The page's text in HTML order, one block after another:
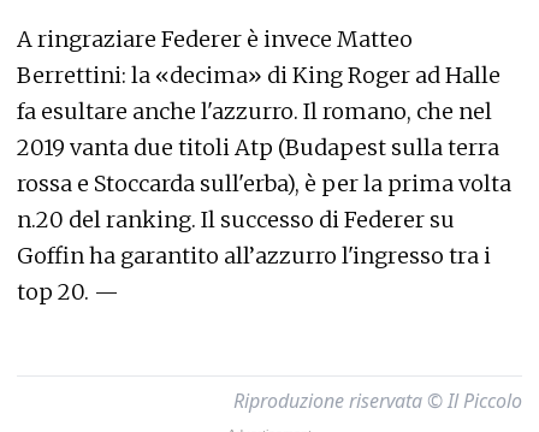
A ringraziare Federer è invece Matteo
Berrettini: la «decima» di King Roger ad Halle
fa esultare anche l'azzurro. Il romano, che nel
2019 vanta due titoli Atp (Budapest sulla terra
rossa e Stoccarda sull'erba), è per la prima volta
n.20 del ranking. Il successo di Federer su
Goffin ha garantito all’azzurro l'ingresso tra i
top 20. —
Riproduzione riservata © Il Piccolo